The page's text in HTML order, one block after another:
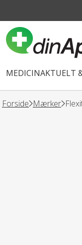
MEDICINAKTUELT
Forside Mærker